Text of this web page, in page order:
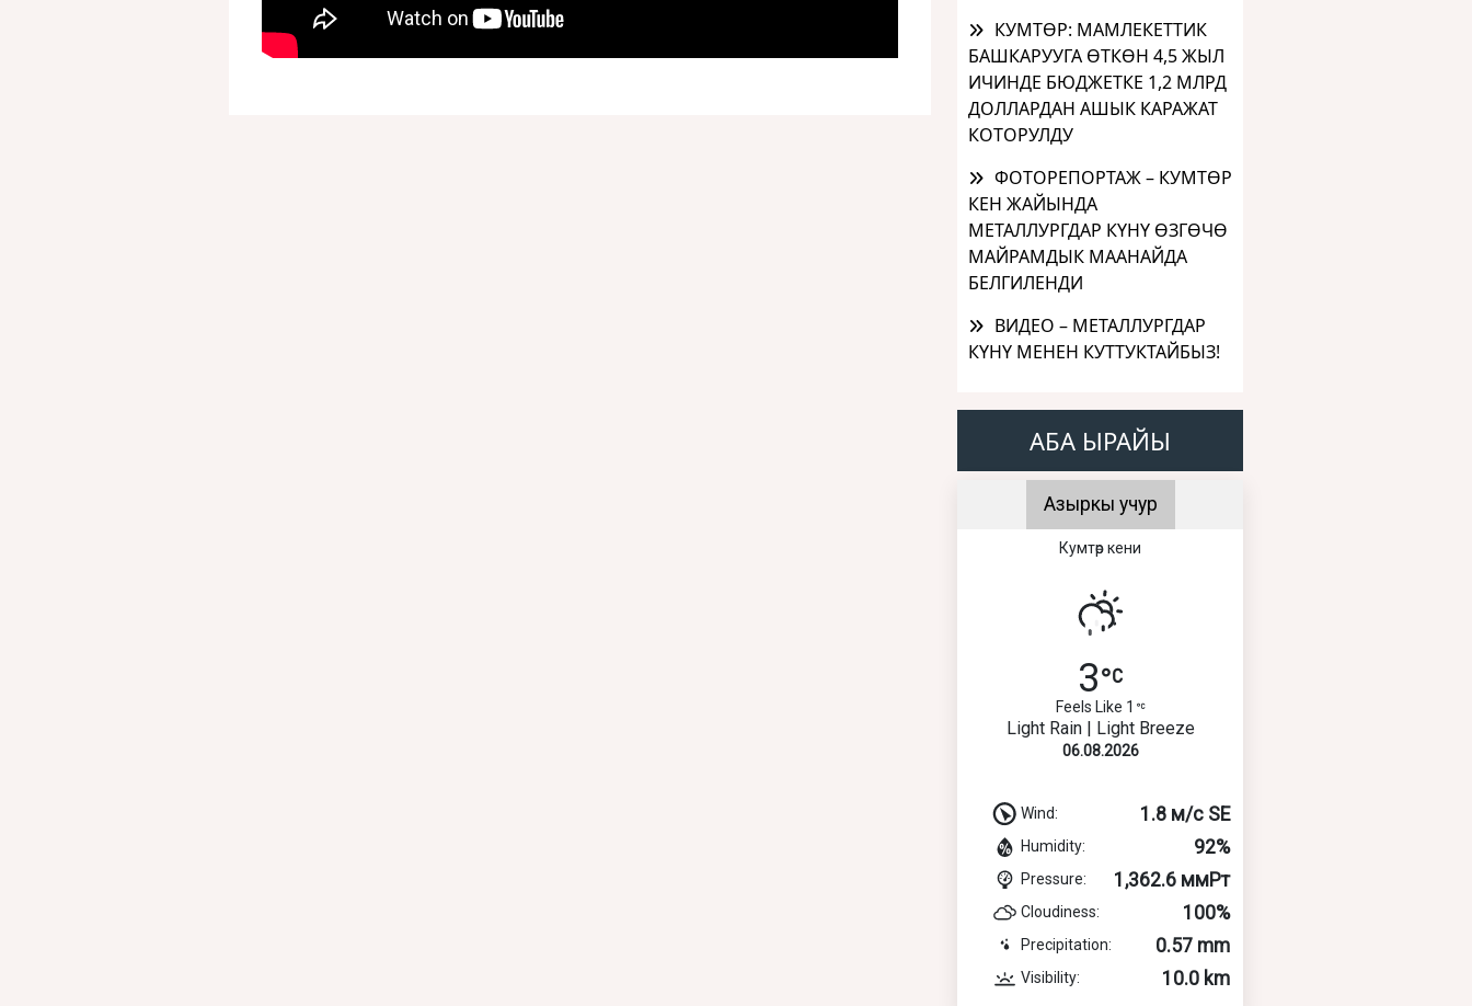
КУМТӨР: МАМЛЕКЕТТИК
БАШКАРУУГА ӨТКӨН 4,5 ЖЫЛ
ИЧИНДЕ БЮДЖЕТКЕ 1,2 МЛРД
ДОЛЛАРДАН АШЫК КАРАЖАТ
КОТОРУЛДУ
ФОТОРЕПОРТАЖ – КУМТӨР
КЕН ЖАЙЫНДА
МЕТАЛЛУРГДАР КҮНҮ ӨЗГӨЧӨ
МАЙРАМДЫК МААНАЙДА
БЕЛГИЛЕНДИ
ВИДЕО – МЕТАЛЛУРГДАР
КҮНҮ МЕНЕН КУТТУКТАЙБЫЗ!
АБА ЫРАЙЫ
Азыркы учур
Кумтөр кени
3
Feels Like 1
Light Rain | Light Breeze
06.08.2026
Wind: 1.8 м/с SE
Humidity: 92%
Pressure: 1,362.6 ммРт
Cloudiness: 100%
Precipitation: 0.57 mm
Visibility: 10.0 km